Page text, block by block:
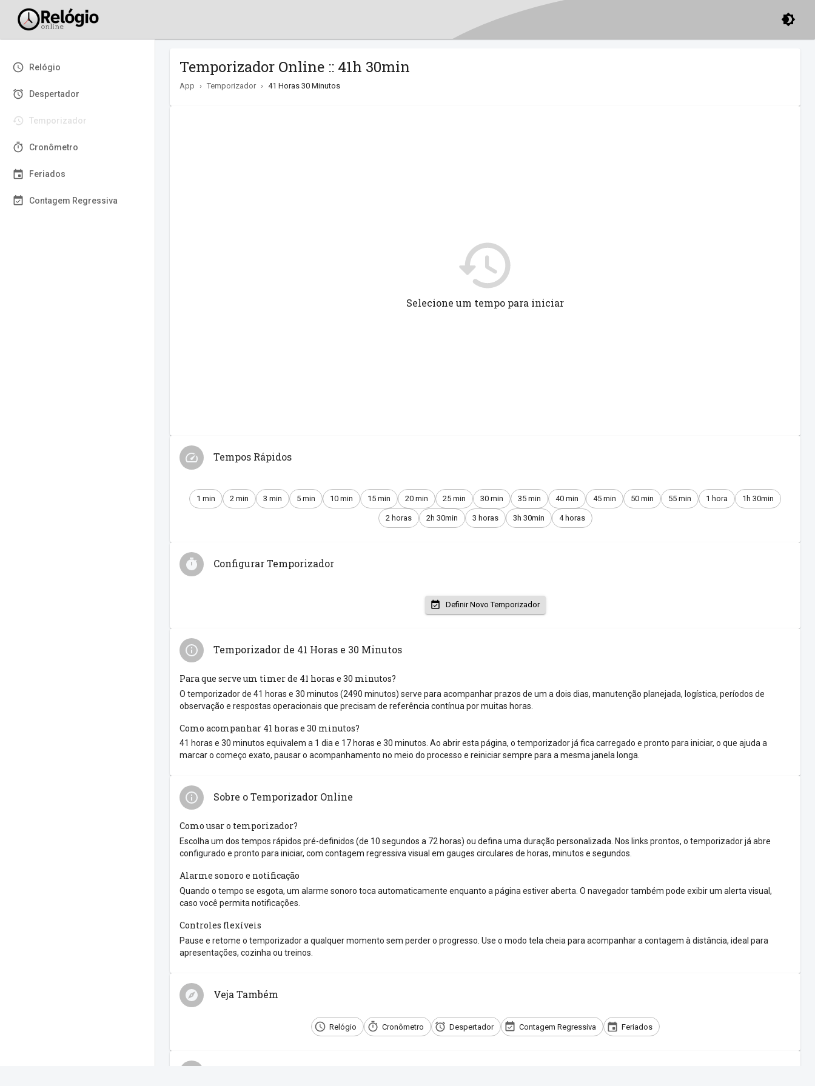
Relógio
Despertador
Temporizador
Cronômetro
Feriados
Contagem Regressiva
Temporizador Online :: 41h 30min
App › Temporizador › 41 Horas 30 Minutos
Selecione um tempo para iniciar
Tempos Rápidos
1 min 2 min 3 min 5 min 10 min 15 min 20 min 25 min 30 min 35 min 40 min 45 min 50 min 55 min 1 hora 1h 30min
2 horas 2h 30min 3 horas 3h 30min 4 horas
Configurar Temporizador
Definir Novo Temporizador
Temporizador de 41 Horas e 30 Minutos
Para que serve um timer de 41 horas e 30 minutos?
O temporizador de 41 horas e 30 minutos (2490 minutos) serve para acompanhar prazos de um a dois dias, manutenção planejada, logística, períodos de
observação e respostas operacionais que precisam de referência contínua por muitas horas.
Como acompanhar 41 horas e 30 minutos?
41 horas e 30 minutos equivalem a 1 dia e 17 horas e 30 minutos. Ao abrir esta página, o temporizador já fica carregado e pronto para iniciar, o que ajuda a
marcar o começo exato, pausar o acompanhamento no meio do processo e reiniciar sempre para a mesma janela longa.
Sobre o Temporizador Online
Como usar o temporizador?
Escolha um dos tempos rápidos pré-definidos (de 10 segundos a 72 horas) ou defina uma duração personalizada. Nos links prontos, o temporizador já abre
configurado e pronto para iniciar, com contagem regressiva visual em gauges circulares de horas, minutos e segundos.
Alarme sonoro e notificação
Quando o tempo se esgota, um alarme sonoro toca automaticamente enquanto a página estiver aberta. O navegador também pode exibir um alerta visual,
caso você permita notificações.
Controles flexíveis
Pause e retome o temporizador a qualquer momento sem perder o progresso. Use o modo tela cheia para acompanhar a contagem à distância, ideal para
apresentações, cozinha ou treinos.
Veja Também
Relógio Cronômetro Despertador Contagem Regressiva Feriados